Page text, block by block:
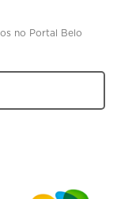
no Portal Belo